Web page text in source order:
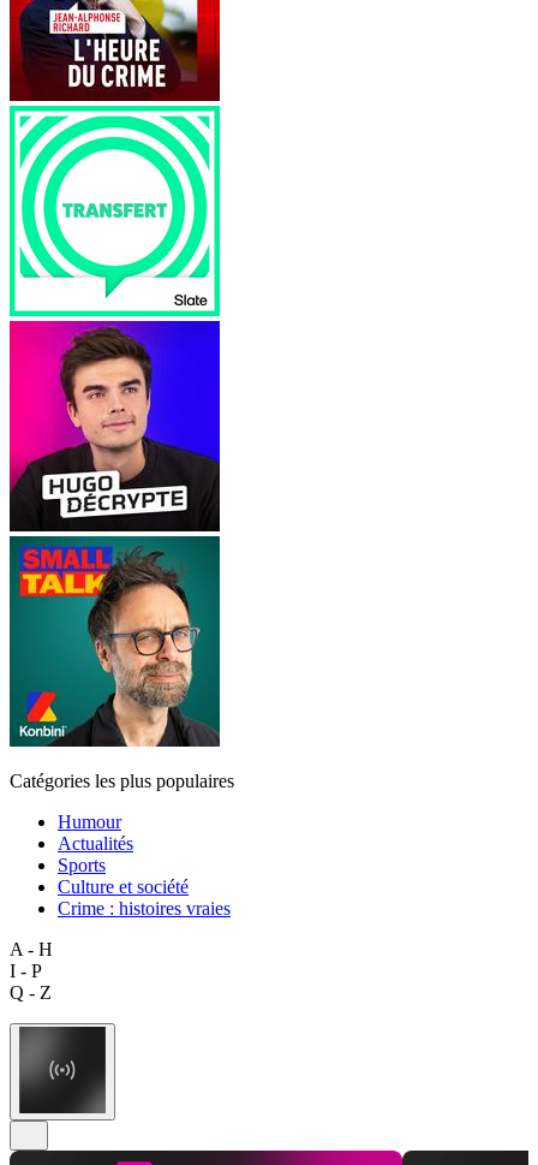
Catégories les plus populaires
Humour
Actualités
Sports
Culture et société
Crime : histoires vraies
A - H
I - P
Q - Z